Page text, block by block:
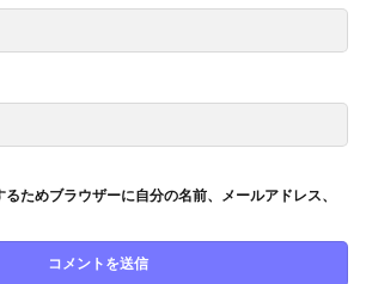
ためブラウザーに自分の名前、メールアドレス、